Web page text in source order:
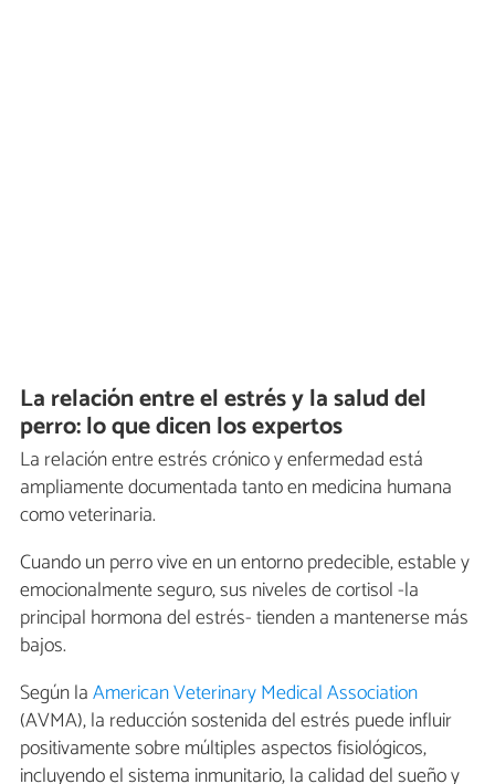
La relación entre el estrés y la salud del
perro: lo que dicen los expertos
La relación entre estrés crónico y enfermedad está
ampliamente documentada tanto en medicina humana
como veterinaria.
Cuando un perro vive en un entorno predecible, estable y
emocionalmente seguro, sus niveles de cortisol -la
principal hormona del estrés- tienden a mantenerse más
bajos.
Según laAmerican Veterinary Medical Association
(AVMA), la reducción sostenida del estrés puede influir
positivamente sobre múltiples aspectos fisiológicos,
incluyendo el sistema inmunitario, la calidad del sueño y